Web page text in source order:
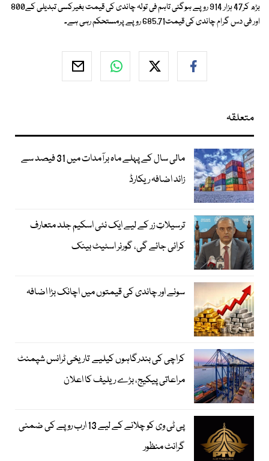
بڑھ کر47 ہزار 914 روپے ہوگئی تاہم فی تولہ چاندی کی قیمت بغیرکسی تبدیلی کے800
اور فی دس گرام چاندی کی قیمت685.71 روپے پرمستحکم رہی ہے۔
متعلقہ
مالی سال کے پہلے ماہ برآمدات میں 31 فیصد سے
زائد اضافہ ریکارڈ
ترسیلاتِ زر کے لیے ایک نئی اسکیم جلد متعارف
کرائی جائے گی، گورنر اسٹیٹ بینک
سونے اور چاندی کی قیمتوں میں اچانک بڑا اضافہ
کراچی کی بندرگاہوں کیلیے تاریخی ٹرانس شپمنٹ
مراعاتی پیکیج، بڑے ریلیف کا اعلان
پی ٹی وی کو چلانے کے لیے 13 ارب روپے کی ضمنی
گرانٹ منظور